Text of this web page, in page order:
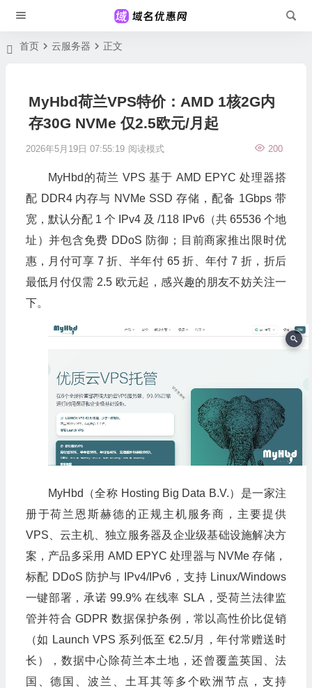
首页 云服务器 正文
MyHbd荷兰VPS特价：AMD 1核2G内
存30G NVMe 仅2.5欧元/月起
2026年5月19日 07:55:19 200
阅读模式
MyHbd的荷兰 VPS 基于 AMD EPYC 处理器搭
配 DDR4 内存与 NVMe SSD 存储，配备 1Gbps 带
宽，默认分配 1 个 IPv4 及 /118 IPv6（共 65536 个地
址）并包含免费 DDoS 防御；目前商家推出限时优
惠，月付可享 7 折、半年付 65 折、年付 7 折，折后
最低月付仅需 2.5 欧元起，感兴趣的朋友不妨关注一
下。
MyHbd（全称 Hosting Big Data B.V.）是一家注
册于荷兰恩斯赫德的正规主机服务商，主要提供
VPS、云主机、独立服务器及企业级基础设施解决方
案，产品多采用 AMD EPYC 处理器与 NVMe 存储，
标配 DDoS 防护与 IPv4/IPv6，支持 Linux/Windows
一键部署，承诺 99.9% 在线率 SLA，受荷兰法律监
管并符合 GDPR 数据保护条例，常以高性价比促销
（如 Launch VPS 系列低至 €2.5/月，年付常赠送时
长），数据中心除荷兰本土地，还曾覆盖英国、法
国、德国、波兰、土耳其等多个欧洲节点，支持